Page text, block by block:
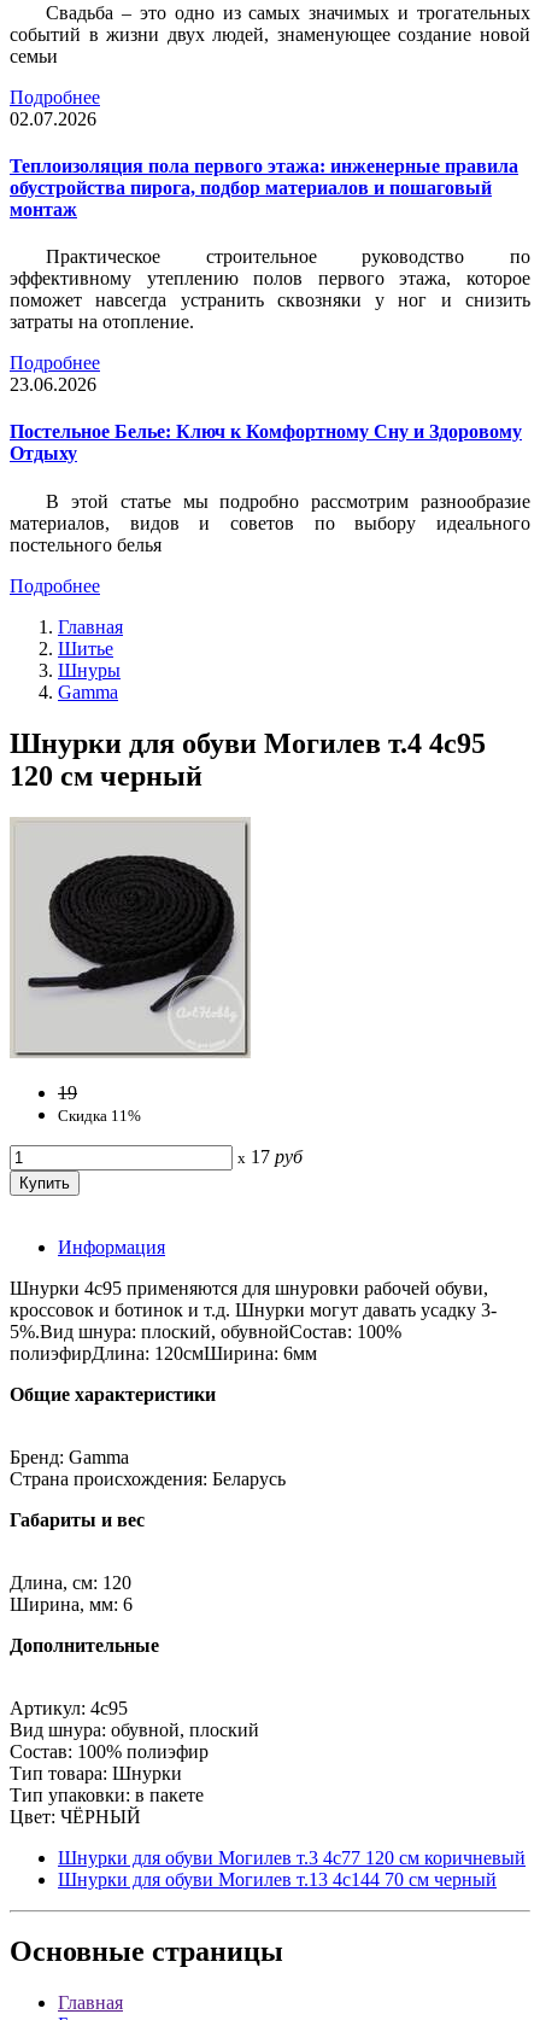
Свадьба – это одно из самых значимых и трогательных
событий в жизни двух людей, знаменующее создание новой
семьи
Подробнее
02.07.2026
Теплоизоляция пола первого этажа: инженерные правила
обустройства пирога, подбор материалов и пошаговый
монтаж
Практическое строительное руководство по
эффективному утеплению полов первого этажа, которое
поможет навсегда устранить сквозняки у ног и снизить
затраты на отопление.
Подробнее
23.06.2026
Постельное Белье: Ключ к Комфортному Сну и Здоровому
Отдыху
В этой статье мы подробно рассмотрим разнообразие
материалов, видов и советов по выбору идеального
постельного белья
Подробнее
Главная
Шитье
Шнуры
Gamma
Шнурки для обуви Могилев т.4 4с95
120 см черный
19
Скидка 11%
x 17 руб
Информация
Шнурки 4c95 применяются для шнуровки рабочей обуви,
кроссовок и ботинок и т.д. Шнурки могут давать усадку 3-
5%.Вид шнура: плоский, обувнойСостав: 100%
полиэфирДлина: 120смШирина: 6мм
Общие характеристики
Бренд: Gamma
Страна происхождения: Беларусь
Габариты и вес
Длина, см: 120
Ширина, мм: 6
Дополнительные
Артикул: 4с95
Вид шнура: обувной, плоский
Состав: 100% полиэфир
Тип товара: Шнурки
Тип упаковки: в пакете
Цвет: ЧЁРНЫЙ
Шнурки для обуви Могилев т.3 4с77 120 см коричневый
Шнурки для обуви Могилев т.13 4с144 70 см черный
Основные страницы
Главная